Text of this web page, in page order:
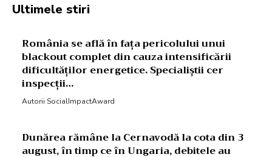
Ultimele stiri
România se află în fața pericolului unui
blackout complet din cauza intensificării
dificultăților energetice. Specialiștii cer
inspecții…
Autorii SocialImpactAward
Dunărea rămâne la Cernavodă la cota din 3
august, în timp ce în Ungaria, debitele au